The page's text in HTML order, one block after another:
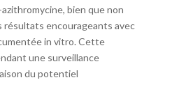
bien que non
résultats encourageants avec
in vitro. Cette
une surveillance
du potentiel